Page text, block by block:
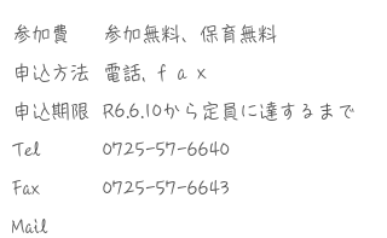
参加費
申込方法
申込期限
Tel
Fax
Mail
参加無料、保育無料
電話, ｆａｘ
R6.6.10から定員に達するまで
0725-57-6640
0725-57-6643